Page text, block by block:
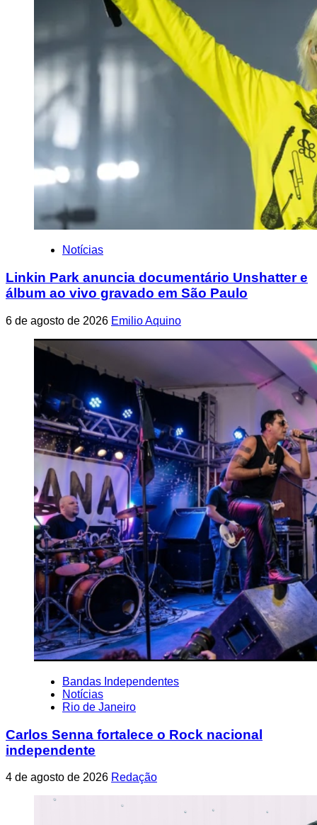
Notícias
Linkin Park anuncia documentário Unshatter e
álbum ao vivo gravado em São Paulo
6 de agosto de 2026 Emilio Aquino
Bandas Independentes
Notícias
Rio de Janeiro
Carlos Senna fortalece o Rock nacional
independente
4 de agosto de 2026 Redação